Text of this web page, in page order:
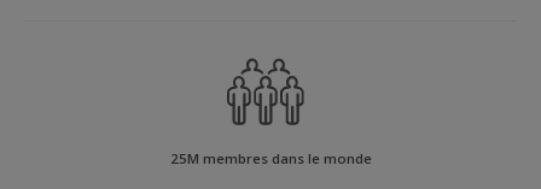
25M membres dans le monde